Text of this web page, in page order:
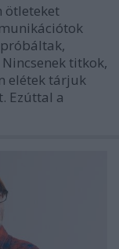
ötleteket
titkok,
elétek tárjuk
Ezúttal a